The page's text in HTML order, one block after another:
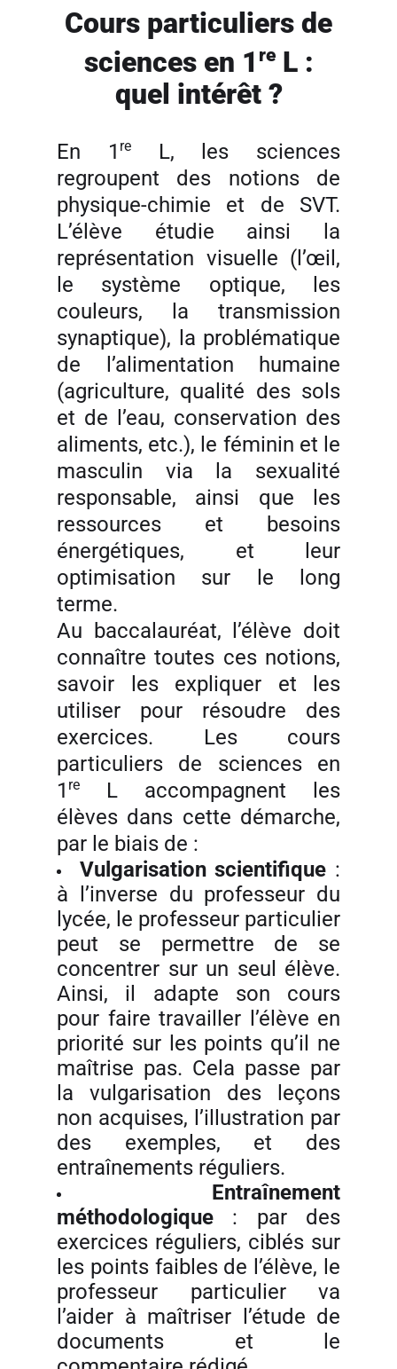
Cours particuliers de
sciences en 1 reL :
quel intérêt ?
En 1 reL, les sciences
regroupent des notions de
physique-chimie et de SVT.
L’élève étudie ainsi la
représentation visuelle (l’œil,
le système optique, les
couleurs, la transmission
synaptique), la problématique
de l’alimentation humaine
(agriculture, qualité des sols
et de l’eau, conservation des
aliments, etc.), le féminin et le
masculin via la sexualité
responsable, ainsi que les
ressources et besoins
énergétiques, et leur
optimisation sur le long
terme.
Au baccalauréat, l’élève doit
connaître toutes ces notions,
savoir les expliquer et les
utiliser pour résoudre des
exercices. Les cours
particuliers de sciences en
1 re
L accompagnent les
élèves dans cette démarche,
par le biais de :
Vulgarisation scientifique :
à l’inverse du professeur du
lycée, le professeur particulier
peut se permettre de se
concentrer sur un seul élève.
Ainsi, il adapte son cours
pour faire travailler l’élève en
priorité sur les points qu’il ne
maîtrise pas. Cela passe par
la vulgarisation des leçons
non acquises, l’illustration par
des exemples, et des
entraînements réguliers.
Entraînement
méthodologique : par des
exercices réguliers, ciblés sur
les points faibles de l’élève, le
professeur particulier va
l’aider à maîtriser l’étude de
documents et le